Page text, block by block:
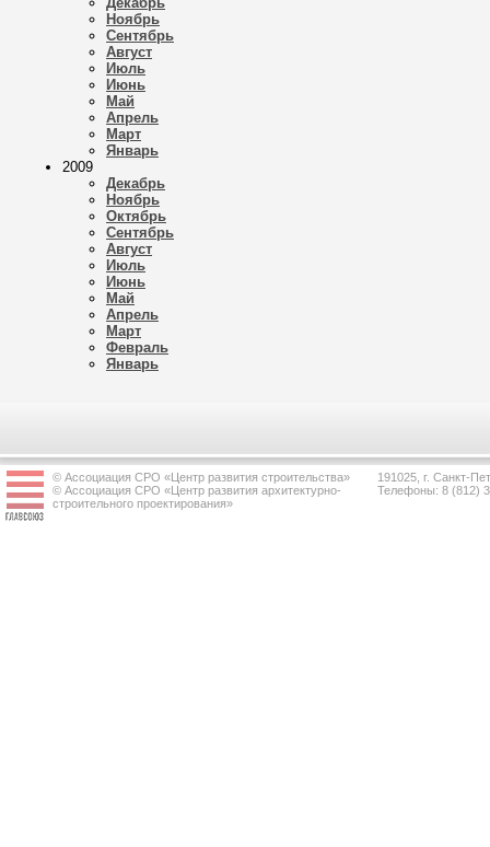
Ноябрь
Сентябрь
Август
Июль
Июнь
Май
Апрель
Март
Январь
2009
Декабрь
Ноябрь
Октябрь
Сентябрь
Август
Июль
Июнь
Май
Апрель
Март
Февраль
Январь
© Ассоциация СРО «Центр развития строительства»
© Ассоциация СРО «Центр развития архитектурно-
строительного проектирования»
191025, г. Санкт-
Телефоны: 8 (812)